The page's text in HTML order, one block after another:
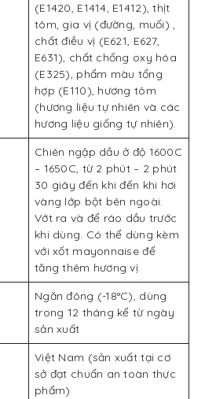
(E1420, E1414, E1412), thịt
tôm, gia vị (đường, muối) ,
chất điều vị (E621, E627,
E631), chất chống oxy hóa
(E325), phẩm màu tổng
hợp (E110), hương tôm
(hương liệu tự nhiên và các
hương liệu giống tự nhiên).
Chiên ngập dầu ở độ 1600C
– 1650C, từ 2 phút – 2 phút
30 giây đến khi đến khi hơi
vàng lớp bột bên ngoài.
Vớt ra và để ráo dầu trước
khi dùng. Có thể dùng kèm
với xốt mayonnaise để
tăng thêm hương vị.
Ngăn đông (-18°C), dùng
trong 12 tháng kể từ ngày
sản xuất
Việt Nam (sản xuất tại cơ
sở đạt chuẩn an toàn thực
phẩm)